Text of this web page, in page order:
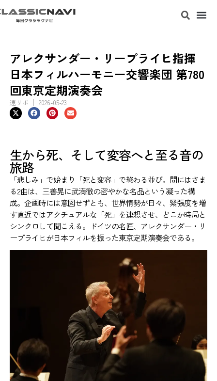
アレクサンダー・リープライヒ指揮
日本フィルハーモニー交響楽団 第780
回東京定期演奏会
速リポ 2026-05-23
生から死、そして変容へと至る音の
旅路
「悲しみ」で始まり「死と変容」で終わる並び。間にはさま
る2曲は、三善晃に武満徹の密やかな名品という凝った構
成。企画時には意図せずとも、世界情勢が日々、緊張度を増
す直近ではアクチュアルな「死」を連想させ、どこか時局と
シンクロして聞こえる。ドイツの名匠、アレクサンダー・リ
ープライヒが日本フィルを振った東京定期演奏会である。